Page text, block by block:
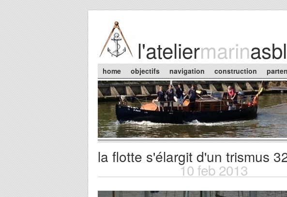
Skip to main content
l'ateliermarinasbl
Main menu
home objectifs navigation construction
You are here
la flotte s'élargit d'un trismus
10 feb 2013